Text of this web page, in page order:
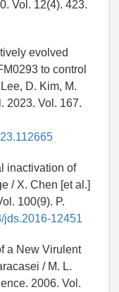
Vol. 12(4). 423.
evolved
to control
D. Kim, M.
2023. Vol. 167.
inactivation of
/ X. Chen [et al.]
100(9). P.
jds.2016-12451
a New Virulent
/ M. L.
2006. Vol.